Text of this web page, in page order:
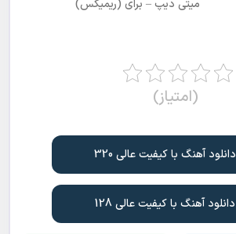
میتی دیپ – برای (ریمیکس)
(امتیاز)
دانلود آهنگ با کیفیت عالی 320
دانلود آهنگ با کیفیت عالی 128